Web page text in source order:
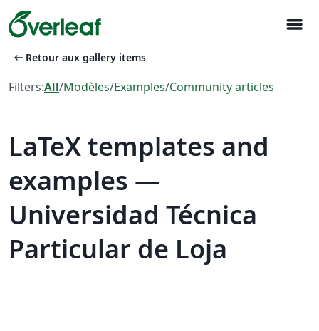
menu
arrow_left_alt Retour aux gallery items
Filters:All/Modèles/Examples/Community articles
LaTeX templates and
examples —
Universidad Técnica
Particular de Loja